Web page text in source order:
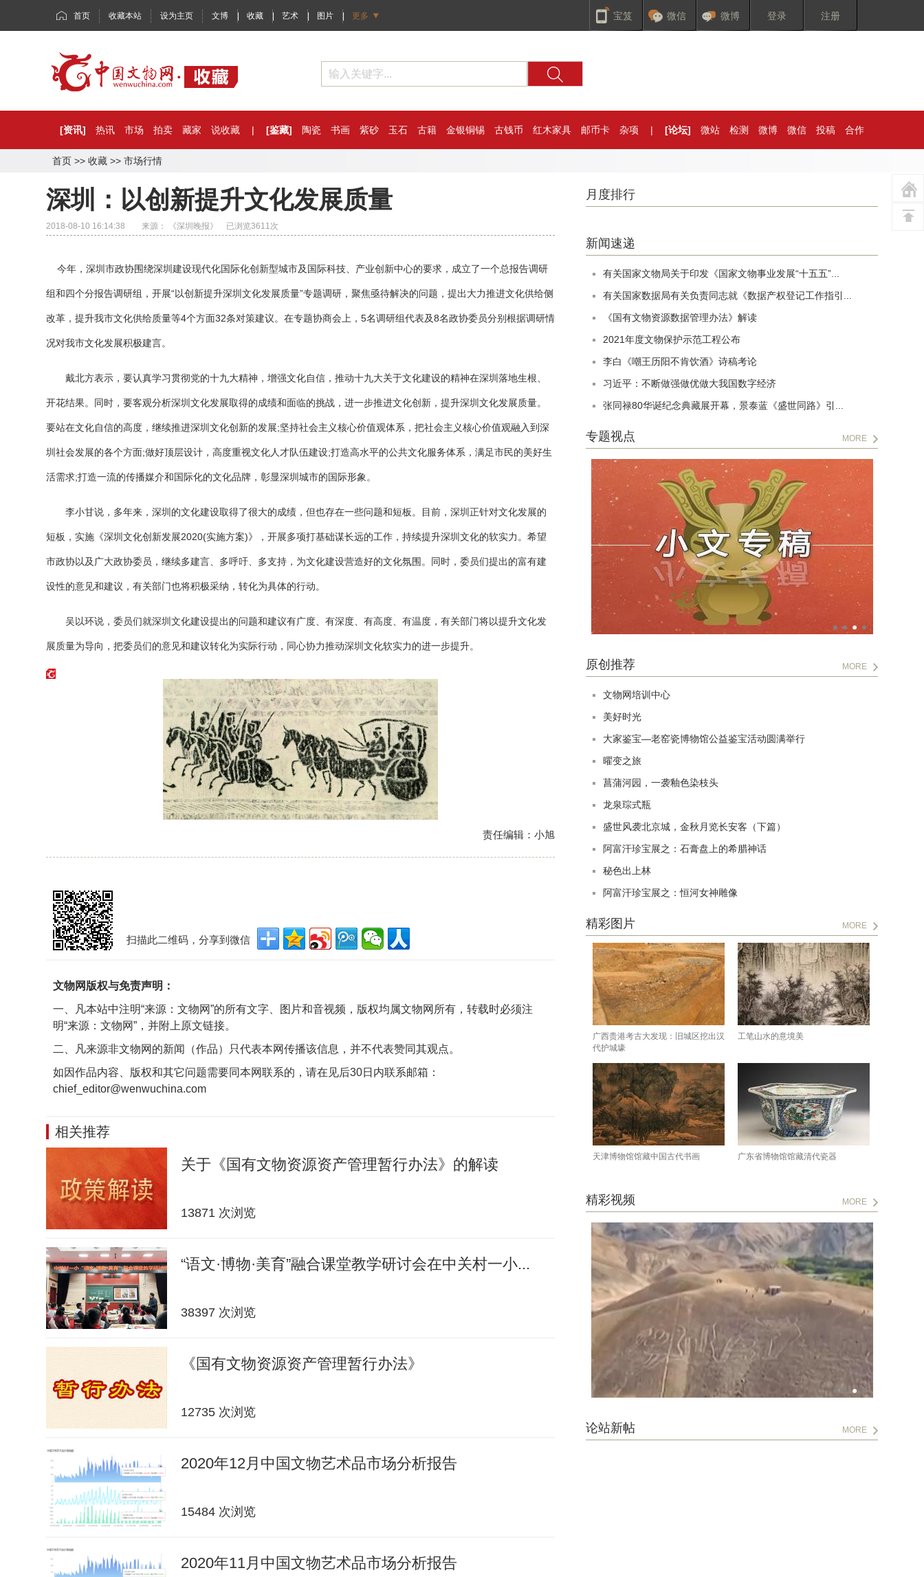
首页 收藏本站 设为主页 文博 | 收藏 | 艺术 | 图片 | 更多 宝笈 微信 微博 登录 注册
[资讯] 热讯 市场 拍卖 藏家 说收藏 | [鉴藏] 陶瓷 书画 紫砂 玉石 古籍 金银铜锡 古钱币 红木家具 邮币卡 杂项 | [论坛] 微站 检测 微博 微信 投稿 合作
首页 >> 收藏 >> 市场行情
深圳：以创新提升文化发展质量
2018-08-10 16:14:38 来源： 《深圳晚报》 已浏览3611次
今年，深圳市政协围绕深圳建设现代化国际化创新型城市及国际科技、产业创新中心的要求，成立了一个总报告调研
组和四个分报告调研组，开展“以创新提升深圳文化发展质量”专题调研，聚焦亟待解决的问题，提出大力推进文化供给侧
改革，提升我市文化供给质量等4个方面32条对策建议。在专题协商会上，5名调研组代表及8名政协委员分别根据调研情
况对我市文化发展积极建言。
戴北方表示，要认真学习贯彻党的十九大精神，增强文化自信，推动十九大关于文化建设的精神在深圳落地生根、
开花结果。同时，要客观分析深圳文化发展取得的成绩和面临的挑战，进一步推进文化创新，提升深圳文化发展质量。
要站在文化自信的高度，继续推进深圳文化创新的发展;坚持社会主义核心价值观体系，把社会主义核心价值观融入到深
圳社会发展的各个方面;做好顶层设计，高度重视文化人才队伍建设;打造高水平的公共文化服务体系，满足市民的美好生
活需求;打造一流的传播媒介和国际化的文化品牌，彰显深圳城市的国际形象。
李小甘说，多年来，深圳的文化建设取得了很大的成绩，但也存在一些问题和短板。目前，深圳正针对文化发展的
短板，实施《深圳文化创新发展2020(实施方案)》，开展多项打基础谋长远的工作，持续提升深圳文化的软实力。希望
市政协以及广大政协委员，继续多建言、多呼吁、多支持，为文化建设营造好的文化氛围。同时，委员们提出的富有建
设性的意见和建议，有关部门也将积极采纳，转化为具体的行动。
吴以环说，委员们就深圳文化建设提出的问题和建议有广度、有深度、有高度、有温度，有关部门将以提升文化发
展质量为导向，把委员们的意见和建议转化为实际行动，同心协力推动深圳文化软实力的进一步提升。
责任编辑：小旭
扫描此二维码，分享到微信
文物网版权与免责声明：
一、凡本站中注明“来源：文物网”的所有文字、图片和音视频，版权均属文物网所有，转载时必须注
明“来源：文物网”，并附上原文链接。
二、凡来源非文物网的新闻（作品）只代表本网传播该信息，并不代表赞同其观点。
如因作品内容、版权和其它问题需要同本网联系的，请在见后30日内联系邮箱：
chief_editor@wenwuchina.com
相关推荐
关于《国有文物资源资产管理暂行办法》的解读
13871 次浏览
“语文·博物·美育”融合课堂教学研讨会在中关村一小...
38397 次浏览
《国有文物资源资产管理暂行办法》
12735 次浏览
2020年12月中国文物艺术品市场分析报告
15484 次浏览
2020年11月中国文物艺术品市场分析报告
月度排行
新闻速递
有关国家文物局关于印发《国家文物事业发展“十五五”...
有关国家数据局有关负责同志就《数据产权登记工作指引...
《国有文物资源数据管理办法》解读
2021年度文物保护示范工程公布
李白《嘲王历阳不肯饮酒》诗稿考论
习近平：不断做强做优做大我国数字经济
张同禄80华诞纪念典藏展开幕，景泰蓝《盛世同路》引...
专题视点 MORE
原创推荐 MORE
文物网培训中心
美好时光
大家鉴宝—老窑瓷博物馆公益鉴宝活动圆满举行
曜变之旅
菖蒲河园，一袭釉色染枝头
龙泉琮式瓶
盛世风袭北京城，金秋月览长安客（下篇）
阿富汗珍宝展之：石膏盘上的希腊神话
秘色出上林
阿富汗珍宝展之：恒河女神雕像
精彩图片 MORE
广西贵港考古大发现：旧城区挖出汉
代护城壕
工笔山水的意境美
天津博物馆馆藏中国古代书画 广东省博物馆馆藏清代瓷器
精彩视频 MORE
论站新帖 MORE